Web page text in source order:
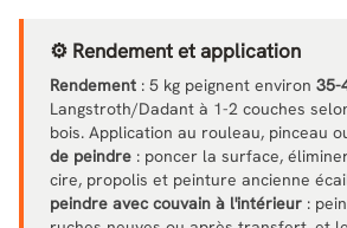
⚙️ Rendement et application
Rendement : 5 kg peignent environ 35-
Langstroth/Dadant à 1-2 couches
bois. Application au rouleau, pinceau
de peindre : poncer la surface,
cire, propolis et peinture ancienne
peindre avec couvain à l'intérieur :